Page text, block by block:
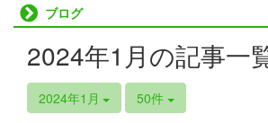
ブログ
2024年1月の記事一
2024年1月 50件